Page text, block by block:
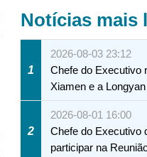
Notícias mais
1
2026-08-03 23:12
Chefe do Executivo
Xiamen e a
2
2026-08-01 16:00
Chefe do Executivo
participar na